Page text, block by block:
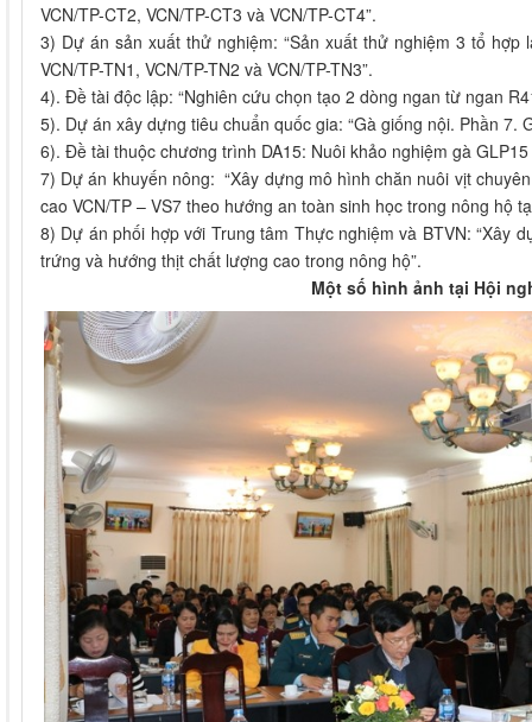
VCN/TP-CT2, VCN/TP-CT3 và VCN/TP-CT4”.
3) Dự án sản xuất thử nghiệm: “Sản xuất thử nghiệm 3 tổ
VCN/TP-TN1, VCN/TP-TN2 và VCN/TP-TN3”.
4). Đề tài độc lập: “Nghiên cứu chọn tạo 2 dòng ngan từ ngan
5). Dự án xây dựng tiêu chuẩn quốc gia: “Gà giống nội. Phần 7.
6). Đề tài thuộc chương trình DA15: Nuôi khảo nghiệm gà
7) Dự án khuyến nông: “Xây dựng mô hình chăn nuôi vịt
cao VCN/TP – VS7 theo hướng an toàn sinh học trong nông hộ
8) Dự án phối hợp với Trung tâm Thực nghiệm và BTVN: “Xây
trứng và hướng thịt chất lượng cao trong nông hộ”.
Một số hình ảnh tại Hội